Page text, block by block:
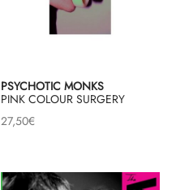
PSYCHOTIC MONKS
PINK COLOUR SURGERY
27,50€